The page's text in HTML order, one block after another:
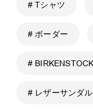
# Tシャツ
# ボーダー
# BIRKENSTOCK
# レザーサンダル